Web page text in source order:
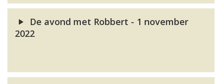
De avond met Robbert - 1 november
2022